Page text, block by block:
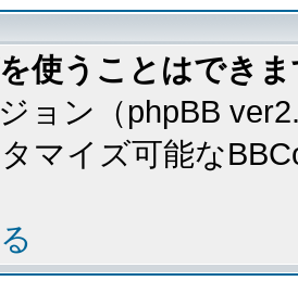
使うことはでき
ョン（phpBB
マイズ可能な